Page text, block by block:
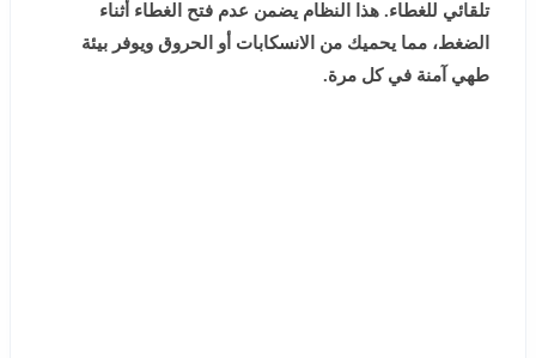
تلقائي للغطاء. هذا النظام يضمن عدم فتح الغطاء أثناء
الضغط، مما يحميك من الانسكابات أو الحروق ويوفر بيئة
طهي آمنة في كل مرة.